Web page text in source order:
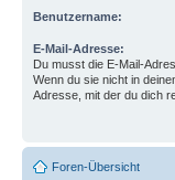
Benutzername:
E-Mail-Adresse:
Du musst die E-Mail-
Wenn du sie nicht in
Adresse, mit der du dich
Foren-Übersicht